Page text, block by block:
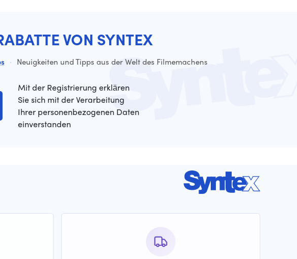
VON SYNTEX
· Neuigkeiten und Tipps aus der Welt des Filmemachens
Mit der Registrierung erklären
Sie sich mit der Verarbeitung
Ihrer personenbezogenen Daten
einverstanden